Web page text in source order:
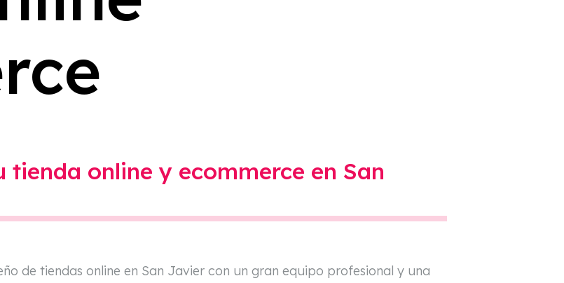
Sistema De Gestión De Empresa
tienda online y ecommerce en San
de tiendas online en San Javier con un gran equipo profesional y una